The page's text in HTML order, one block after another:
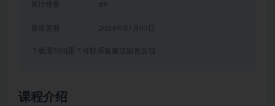
累计销量 89
2024年07月03日
下载遇到问题？可联系客服或留言反馈
课程介绍